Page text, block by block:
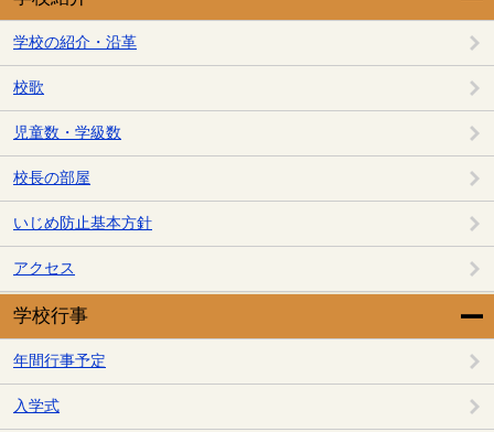
学校の紹介・沿革
校歌
児童数・学級数
校長の部屋
いじめ防止基本方針
アクセス
学校行事
年間行事予定
入学式